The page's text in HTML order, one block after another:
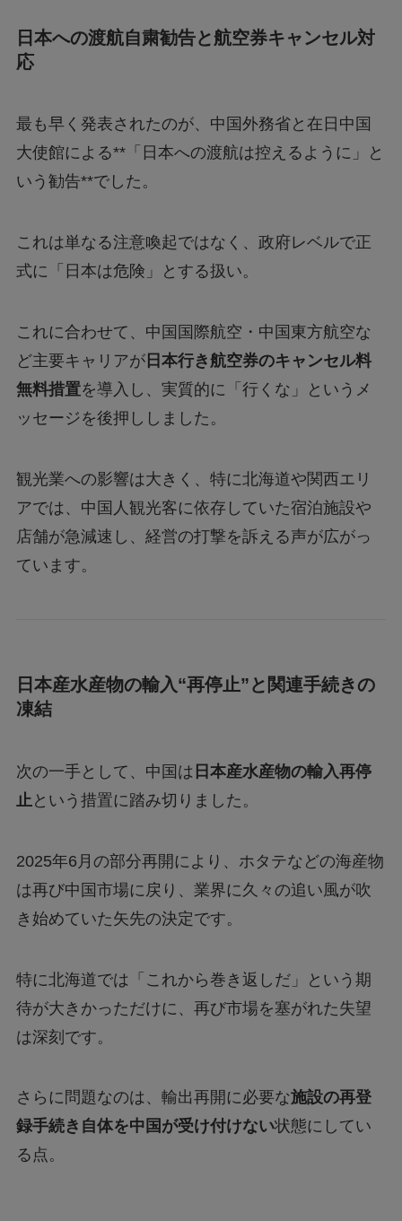
日本への渡航自粛勧告と航空券キャンセル対
応
最も早く発表されたのが、中国外務省と在日中国
大使館による**「日本への渡航は控えるように」と
いう勧告**でした。
これは単なる注意喚起ではなく、政府レベルで正
式に「日本は危険」とする扱い。
これに合わせて、中国国際航空・中国東方航空な
ど主要キャリアが日本行き航空券のキャンセル料
無料措置を導入し、実質的に「行くな」というメ
ッセージを後押ししました。
観光業への影響は大きく、特に北海道や関西エリ
アでは、中国人観光客に依存していた宿泊施設や
店舗が急減速し、経営の打撃を訴える声が広がっ
ています。
日本産水産物の輸入“再停止”と関連手続きの
凍結
次の一手として、中国は 日本産水産物の輸入再停
止 という措置に踏み切りました。
2025年6月の部分再開により、ホタテなどの海産物
は再び中国市場に戻り、業界に久々の追い風が吹
き始めていた矢先の決定です。
特に北海道では「これから巻き返しだ」という期
待が大きかっただけに、再び市場を塞がれた失望
は深刻です。
さらに問題なのは、輸出再開に必要な施設の再登
録手続き自体を中国が受け付けない状態にしてい
る点。